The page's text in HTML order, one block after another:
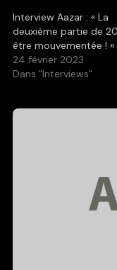
Interview Aazar : « La
deuxième partie de
être mouvementée ! »
24 février 2023
Dans "Interviews"